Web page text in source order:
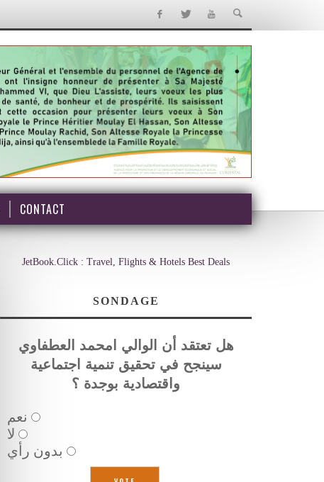
CONTACT
JetBook.Click : Travel, Flights & Hotels Best Deals
SONDAGE
هل تعتقد أن الوالي امحمد العطفاوي
سينجح في تحقيق تنمية اجتماعية
واقتصادية بوجدة ؟
نعم
لا
بدون رأي